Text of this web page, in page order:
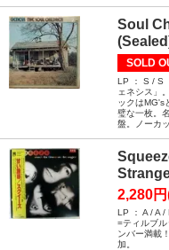
Soul
SOLD
LP ： S / S
ェネシス」
ックはMG's
璧な一枚。
盤。ノーカ
2,280
LP ： A / A /
=ティルブ
ンバー満載
加。